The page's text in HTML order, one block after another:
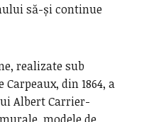
să-și continue
realizate sub
din 1864, a
Albert Carrier-